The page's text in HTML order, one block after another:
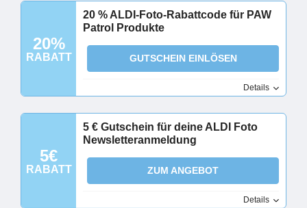
20%
RABATT
20 % ALDI-Foto-Rabattcode für PAW
Patrol Produkte
GUTSCHEIN EINLÖSEN
Details
5€
RABATT
5 € Gutschein für deine ALDI Foto
Newsletteranmeldung
ZUM ANGEBOT
Details